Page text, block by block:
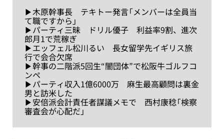
▶木原幹事長 テキトー発言「メンバーは全員当
て職ですから」
▶パーティ三昧 ドリル優子 利益率9割、進次
郎月1で荒稼ぎ
▶エッフェル松川るい 長女留学先イギリス旅
行で会合欠席
▶幹事の二階派5回生“闇団体”で松阪牛ゴルフコ
ンペ
▶パーティ収入1億6000万 麻生最高顧問は裏金
男と訪米した
▶安倍派会計責任者謀議メモで 西村康稔「検察
審査会が心配だ」